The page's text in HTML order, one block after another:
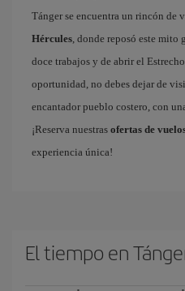
Tánger se encuentra un rincón de
Hércules, donde reposó este mito
doce trabajos y de abrir el
oportunidad, no debes dejar de
encantador pueblo costero, con
¡Reserva nuestras ofertas de
experiencia única!
El tiempo en